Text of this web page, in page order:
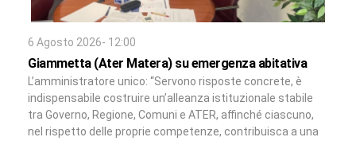
6 Agosto 2026- 12:00
Giammetta (Ater Matera) su emergenza abitativa
L’amministratore unico: “Servono risposte concrete, è
indispensabile costruire un’alleanza istituzionale stabile
tra Governo, Regione, Comuni e ATER, affinché ciascuno,
nel rispetto delle proprie competenze, contribuisca a una